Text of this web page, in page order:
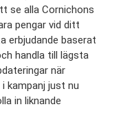
se alla Cornichons
pengar vid ditt
erbjudande baserat
handla till lägsta
när
kampanj just nu
in liknande